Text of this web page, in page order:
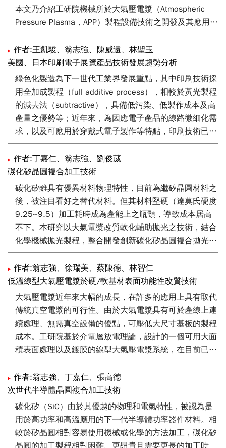
本文乃介紹工研院機械所於大氣壓電漿（Atmospheric
Pressure Plasma，APP）製程設備技術之開發及其應用，
內容包括大氣壓電漿技術之特色與比較、電漿機構設計與
分析模擬及針對大面積薄膜沉積於光電產業之應用。
作者:王凱駿、翁志強、陳威遠、林聖玉
美國、日本印刷電子展覽產品技術發展趨勢分析
綠色化製造為下一世代工業界發展重點，其中印刷技術採
用全加成製程（full additive process），相較於黃光製程
的減去法（subtractive），具備低污染、低製作成本及高
產量之優勢等；近年來，為因應電子產品的線路微細化需
求，以及可應用於穿戴式電子製作等特點，印刷技術已應
用於觸控感測元件、透明導電層、軟性印刷電路板、被動
元件製作，及微組裝（micro assembly）。本文將針對美
國、日本相關展覽（IDTechEx 2014, Finetech 2015,
Printed Electronics 2015）中印刷電子技術發展現況及其
應用進行介紹。
作者:丁嘉仁、翁志強、劉俊葳
碳化矽晶圓複合加工技術
碳化矽雖具有優異材料物理特性，目前為繼矽晶圓材料之
後，被注目看好之替代材料。但其材料堅硬（達莫氏硬度
9.25~9.5）加工耗時成為產能上之瓶頸，導致成本居高
不下。本研究以大氣電漿改質軟化輔助拋光之技術，結合
化學機械拋光製程，整合開發創新碳化矽晶圓複合拋光技
術，達到加速4吋碳化矽晶圓拋光製程之移除效率，並提
升基板之表面拋光品質。
作者:翁志強、徐瑞美、蔡陳德、林智仁
低溫線型大氣壓電漿於硬/軟基材表面功能性改質技術
大氣壓電漿近年來大幅的成長，在許多的應用上具有取代
傳統真空電漿的可行性。由於大氣電漿具有可於產線上連
續處理、無需真空設備的優點，可壓低大尺寸基板的製程
成本。工研院基於介電層放電理論，設計的一個可用大面
積表面處理以及鍍膜的線型大氣壓電漿系統，在目前已實
施於多項應用。在本文中，將介紹利用線型大氣壓電漿作
為聚對苯二甲酸乙二酯(PET)表面親水處理、表面有機汙
染物清除以及製備矽基薄膜的應用案例。
作者:翁志強、丁嘉仁、張高德
次世代半導體晶圓複合加工技術
碳化矽（SiC）由於其優越的物理和電氣特性，被認為是
用於高功率和高溫應用的下一代半導體功率器件材料。相
較於矽晶圓相對容易使用機械或化學的方法加工，碳化矽
晶圓的加工製程相對困難、更昂貴且需要更長的加工時